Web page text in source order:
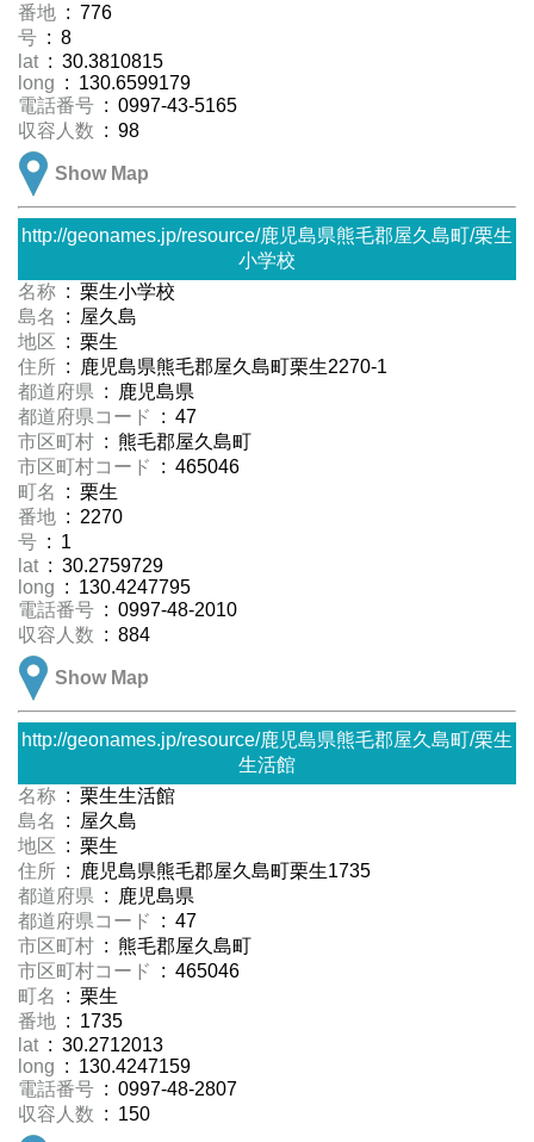
番地 : 776
号 : 8
lat : 30.3810815
long : 130.6599179
電話番号 : 0997-43-5165
収容人数 : 98
Show Map
http://geonames.jp/resource/鹿児島県熊毛郡屋久島町/栗生
小学校
名称 : 栗生小学校
島名
: 屋久島
地区 : 栗生
住所 : 鹿児島県熊毛郡屋久島町栗生2270-1
都道府県 : 鹿児島県
都道府県コード
: 47
市区町村 : 熊毛郡屋久島町
市区町村コード
: 465046
町名
: 栗生
番地 : 2270
号 : 1
lat : 30.2759729
long : 130.4247795
電話番号 : 0997-48-2010
収容人数 : 884
Show Map
http://geonames.jp/resource/鹿児島県熊毛郡屋久島町/栗生
生活館
名称 : 栗生生活館
島名
: 屋久島
地区 : 栗生
住所 : 鹿児島県熊毛郡屋久島町栗生1735
都道府県 : 鹿児島県
都道府県コード
: 47
市区町村 : 熊毛郡屋久島町
市区町村コード
: 465046
町名
: 栗生
番地 : 1735
lat : 30.2712013
long : 130.4247159
電話番号 : 0997-48-2807
収容人数 : 150